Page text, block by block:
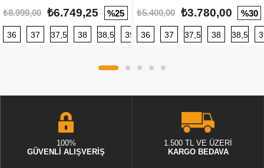
₺8.999,00 ₺6.749,25 %25
36 37 37,5 38 38,5 39 40 40,5 41 42 42,5
₺5.400,00 ₺3.780,00 %30
36 37 37,5 38 38,5
100%
GÜVENLİ ALIŞVERİŞ
1.500 TL VE ÜZERİ
KARGO BEDAVA